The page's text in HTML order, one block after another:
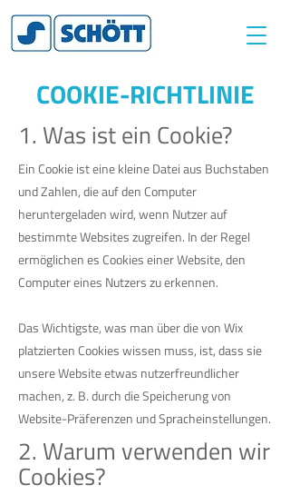
COOKIE-RICHTLINIE
1. Was ist ein Cookie?
Ein Cookie ist eine kleine Datei aus Buchstaben
und Zahlen, die auf den Computer
heruntergeladen wird, wenn Nutzer auf
bestimmte Websites zugreifen. In der Regel
ermöglichen es Cookies einer Website, den
Computer eines Nutzers zu erkennen.
Das Wichtigste, was man über die von Wix
platzierten Cookies wissen muss, ist, dass sie
unsere Website etwas nutzerfreundlicher
machen, z. B. durch die Speicherung von
Website-Präferenzen und Spracheinstellungen.
2. Warum verwenden wir
Cookies?